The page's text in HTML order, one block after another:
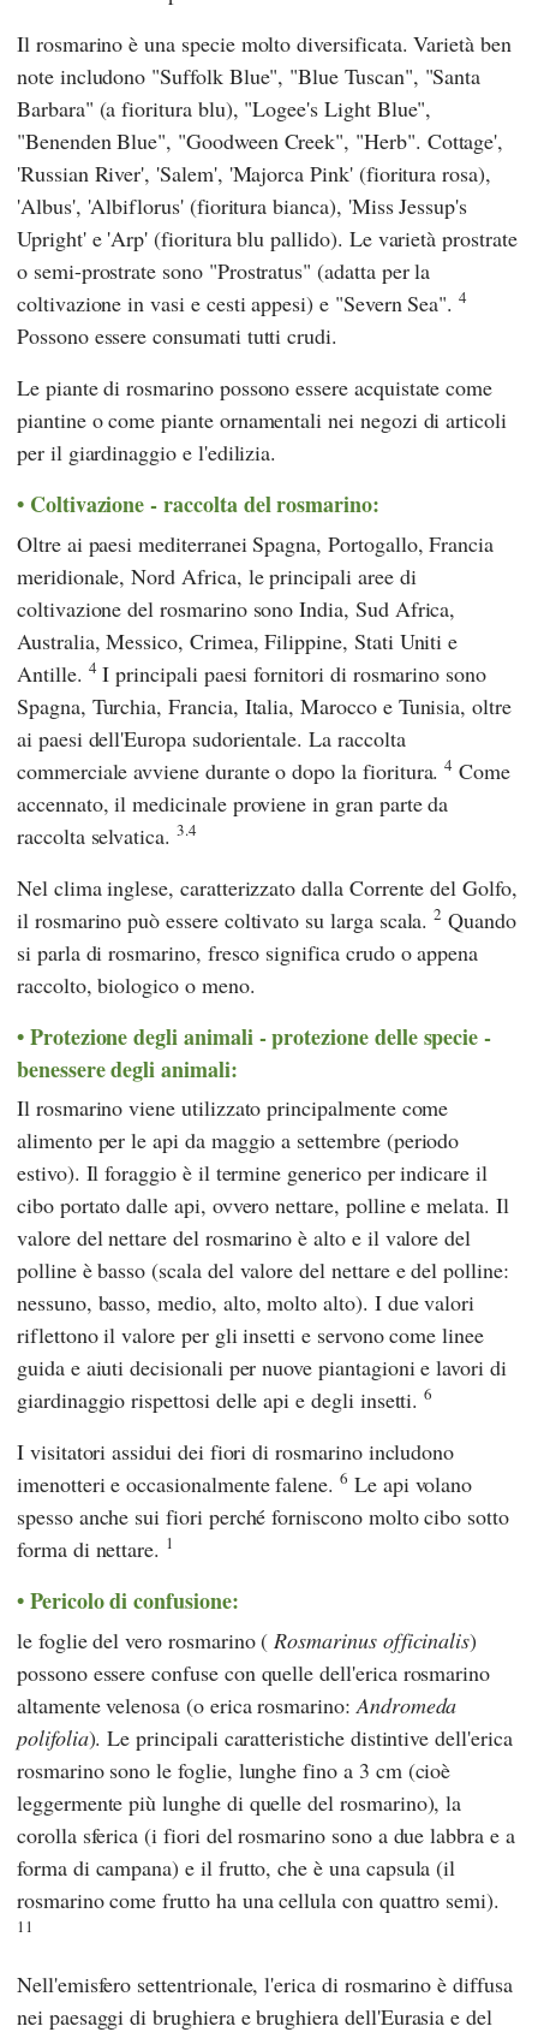
Il rosmarino è una specie molto diversificata. Varietà ben
note includono "Suffolk Blue", "Blue Tuscan", "Santa
Barbara" (a fioritura blu), "Logee's Light Blue",
"Benenden Blue", "Goodween Creek", "Herb". Cottage',
'Russian River', 'Salem', 'Majorca Pink' (fioritura rosa),
'Albus', 'Albiflorus' (fioritura bianca), 'Miss Jessup's
Upright' e 'Arp' (fioritura blu pallido). Le varietà prostrate
o semi-prostrate sono "Prostratus" (adatta per la
coltivazione in vasi e cesti appesi) e "Severn Sea".4
Possono essere consumati tutti crudi.
Le piante di rosmarino possono essere acquistate come
piantine o come piante ornamentali nei negozi di articoli
per il giardinaggio e l'edilizia.
Coltivazione - raccolta del rosmarino:
Oltre ai paesi mediterranei Spagna, Portogallo, Francia
meridionale, Nord Africa, le principali aree di
coltivazione del rosmarino sono India, Sud Africa,
Australia, Messico, Crimea, Filippine, Stati Uniti e
Antille. 4 I principali paesi fornitori di rosmarino sono
Spagna, Turchia, Francia, Italia, Marocco e Tunisia, oltre
ai paesi dell'Europa sudorientale. La raccolta
commerciale avviene durante o dopo la fioritura.4 Come
accennato, il medicinale proviene in gran parte da
raccolta selvatica. 3.4
Nel clima inglese, caratterizzato dalla Corrente del Golfo,
il rosmarino può essere coltivato su larga scala.2 Quando
si parla di rosmarino, fresco significa crudo o appena
raccolto, biologico o meno.
Protezione degli animali - protezione delle specie -
benessere degli animali:
Il rosmarino viene utilizzato principalmente come
alimento per le api da maggio a settembre (periodo
estivo). Il foraggio è il termine generico per indicare il
cibo portato dalle api, ovvero nettare, polline e melata. Il
valore del nettare del rosmarino è alto e il valore del
polline è basso (scala del valore del nettare e del polline:
nessuno, basso, medio, alto, molto alto). I due valori
riflettono il valore per gli insetti e servono come linee
guida e aiuti decisionali per nuove piantagioni e lavori di
giardinaggio rispettosi delle api e degli insetti.6
I visitatori assidui dei fiori di rosmarino includono
imenotteri e occasionalmente falene.6 Le api volano
spesso anche sui fiori perché forniscono molto cibo sotto
forma di nettare. 1
Pericolo di confusione:
le foglie del vero rosmarino ( Rosmarinus officinalis)
possono essere confuse con quelle dell'erica rosmarino
altamente velenosa (o erica rosmarino: Andromeda
polifolia). Le principali caratteristiche distintive dell'erica
rosmarino sono le foglie, lunghe fino a 3 cm (cioè
leggermente più lunghe di quelle del rosmarino), la
corolla sferica (i fiori del rosmarino sono a due labbra e a
forma di campana) e il frutto, che è una capsula (il
rosmarino come frutto ha una cellula con quattro semi).
11
Nell'emisfero settentrionale, l'erica di rosmarino è diffusa
nei paesaggi di brughiera e brughiera dell'Eurasia e del